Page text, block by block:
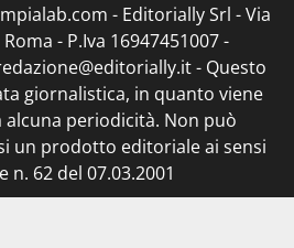
- Editorially Srl - Via
- P.Iva 16947451007 -
- Questo
giornalistica, in quanto viene
alcuna periodicità. Non può
un prodotto editoriale ai sensi
n. 62 del 07.03.2001